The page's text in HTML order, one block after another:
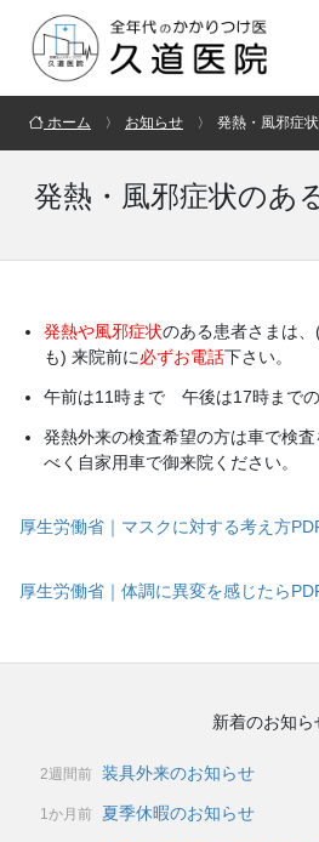
ホーム お知らせ 発熱・風邪症
発熱・風邪症状のあ
発熱や風邪症状のある患者さまは
も) 来院前に必ずお電話下さい。
午前は11時まで 午後は17時までの
発熱外来の検査希望の方は車で検
べく自家用車で御来院ください。
厚生労働省｜マスクに対する考え方
厚生労働省｜体調に異変を感じたら
新着のお知ら
2週間前 装具外来のお知らせ
1か月前 夏季休暇のお知らせ